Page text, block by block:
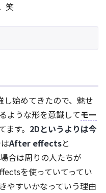
笑
し始めてきたので、魅せ
ような形を意識してモー
ます。 2Dというよりは今
After effectsと
合は周りの人たちが
を使っていてってい
やすいかなっていう理由